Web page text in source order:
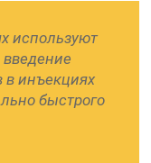
используют
в инъекциях
быстрого